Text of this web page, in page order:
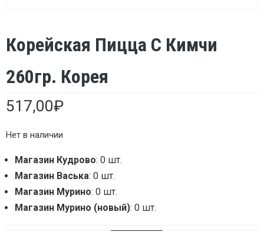
Корейская Пицца С Кимчи
260гр. Корея
517,00₽
Нет в наличии
Магазин Кудрово: 0 шт.
Магазин Васька: 0 шт.
Магазин Мурино: 0 шт.
Магазин Мурино (новый): 0 шт.